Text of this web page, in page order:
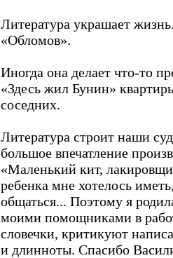
Литература украшает
«Обломов».
Иногда она делает что-то
«Здесь жил Бунин»
соседних.
Литература строит наши
большое впечатление
«Маленький кит,
ребенка мне хотелось
общаться... Поэтому я
моими помощниками в
словечки, критикуют
и длинноты. Спасибо